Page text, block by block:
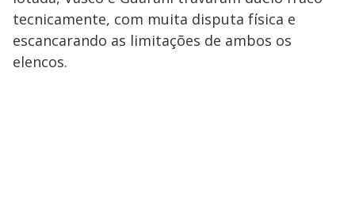
tecnicamente, com muita disputa física e
escancarando as limitações de ambos os
elencos.